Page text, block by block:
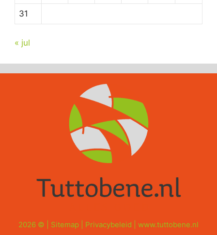
31
« jul
2026 © | Sitemap Privacybeleid www.tuttobene.nl